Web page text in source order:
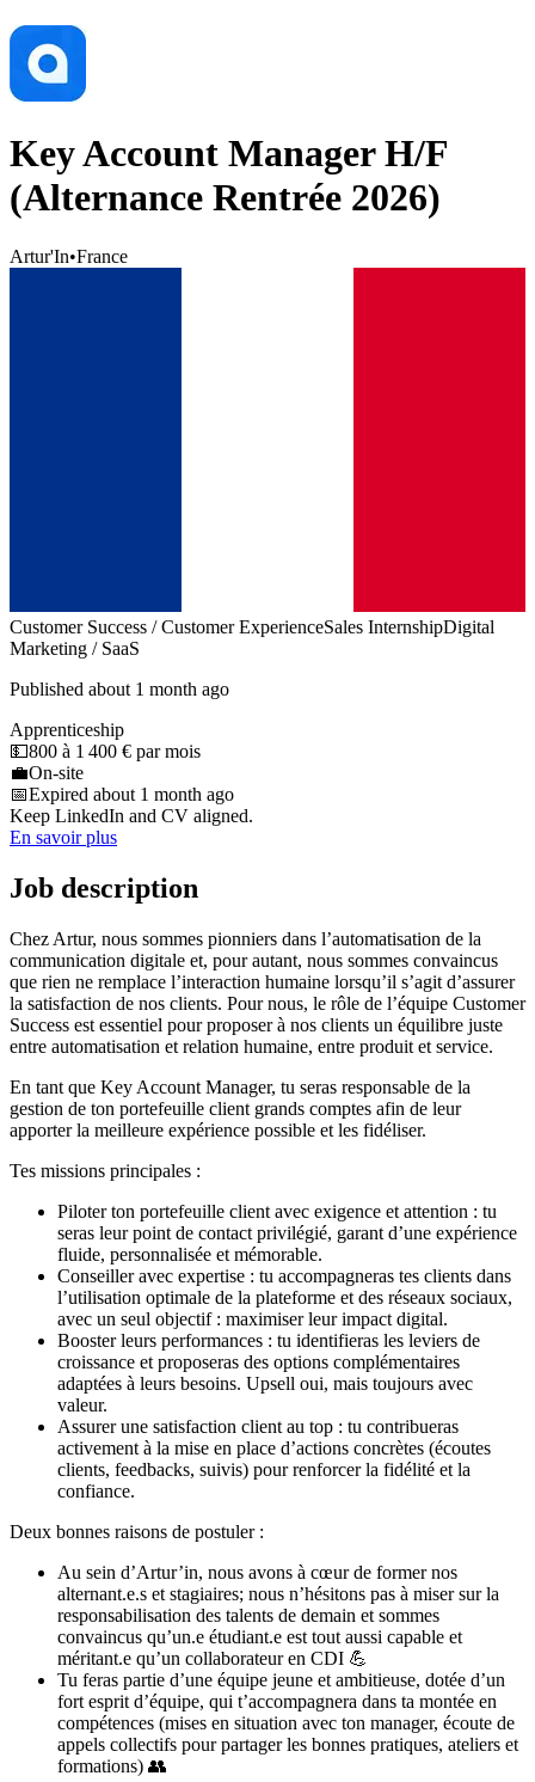
Key Account Manager H/F
(Alternance Rentrée 2026)
Artur'In•France
Customer Success / Customer ExperienceSales InternshipDigital
Marketing / SaaS
Published about 1 month ago
Apprenticeship
💵800 à 1 400 € par mois
💼On-site
📅Expired about 1 month ago
Keep LinkedIn and CV aligned.
En savoir plus
Job description
Chez Artur, nous sommes pionniers dans l’automatisation de la
communication digitale et, pour autant, nous sommes convaincus
que rien ne remplace l’interaction humaine lorsqu’il s’agit d’assurer
la satisfaction de nos clients. Pour nous, le rôle de l’équipe Customer
Success est essentiel pour proposer à nos clients un équilibre juste
entre automatisation et relation humaine, entre produit et service.
En tant que Key Account Manager, tu seras responsable de la
gestion de ton portefeuille client grands comptes afin de leur
apporter la meilleure expérience possible et les fidéliser.
Tes missions principales :
Piloter ton portefeuille client avec exigence et attention : tu
seras leur point de contact privilégié, garant d’une expérience
fluide, personnalisée et mémorable.
Conseiller avec expertise : tu accompagneras tes clients dans
l’utilisation optimale de la plateforme et des réseaux sociaux,
avec un seul objectif : maximiser leur impact digital.
Booster leurs performances : tu identifieras les leviers de
croissance et proposeras des options complémentaires
adaptées à leurs besoins. Upsell oui, mais toujours avec
valeur.
Assurer une satisfaction client au top : tu contribueras
activement à la mise en place d’actions concrètes (écoutes
clients, feedbacks, suivis) pour renforcer la fidélité et la
confiance.
Deux bonnes raisons de postuler :
Au sein d’Artur’in, nous avons à cœur de former nos
alternant.e.s et stagiaires; nous n’hésitons pas à miser sur la
responsabilisation des talents de demain et sommes
convaincus qu’un.e étudiant.e est tout aussi capable et
méritant.e qu’un collaborateur en CDI 💪
Tu feras partie d’une équipe jeune et ambitieuse, dotée d’un
fort esprit d’équipe, qui t’accompagnera dans ta montée en
compétences (mises en situation avec ton manager, écoute de
appels collectifs pour partager les bonnes pratiques, ateliers et
formations) 👥